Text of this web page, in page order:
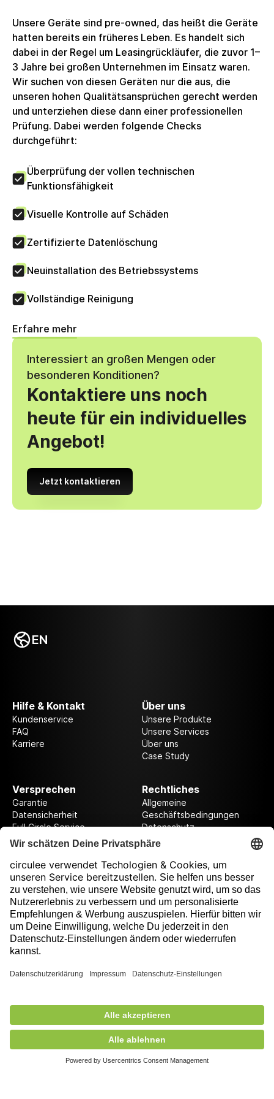
5,90 €
Nicht auf Lager
Unsere Geräte sind pre-owned, das heißt die Geräte
hatten bereits ein früheres Leben. Es handelt sich
dabei in der Regel um Leasingrückläufer, die zuvor 1–
3 Jahre bei großen Unternehmen im Einsatz waren.
Wir suchen von diesen Geräten nur die aus, die
unseren hohen Qualitätsansprüchen gerecht werden
und unterziehen diese dann einer professionellen
Prüfung. Dabei werden folgende Checks
durchgeführt:
Überprüfung der vollen technischen
Funktionsfähigkeit
Visuelle Kontrolle auf Schäden
Zertifizierte Datenlöschung
Neuinstallation des Betriebssystems
Vollständige Reinigung
Erfahre mehr
Interessiert an großen Mengen oder
besonderen Konditionen?
Kontaktiere uns noch
heute für ein individuelles
Angebot!
Jetzt kontaktieren
EN
Hilfe & Kontakt
Kundenservice
FAQ
Karriere
Über uns
Unsere Produkte
Unsere Services
Über uns
Case Study
Versprechen
Garantie
Datensicherheit
Full Circle Service
Rechtliches
Allgemeine
Geschäftsbedingungen
Datenschutz
Datenschutzeinstellungen
Folge uns auf unserer Reise!
Ausgezeichnet durch